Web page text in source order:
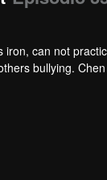
iron, can not
bullying.
mysterious